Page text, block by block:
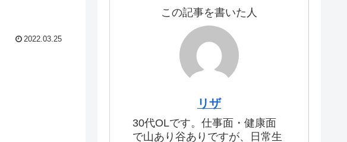
2022.03.25
この記事を書いた人
リザ
30代OLです。仕事面・健康面
で山あり谷ありですが、日常生